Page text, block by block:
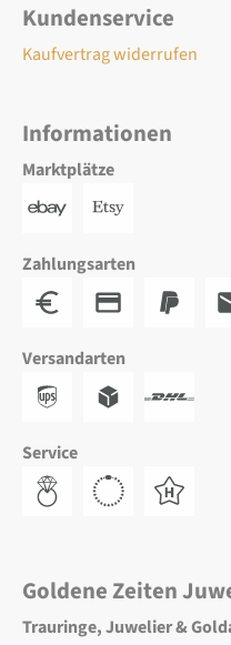
Kundenservice
Kaufvertrag widerrufen
Informationen
Marktplätze
Zahlungsarten
Versandarten
Service
Goldene Zeiten
Trauringe, Juwelier &